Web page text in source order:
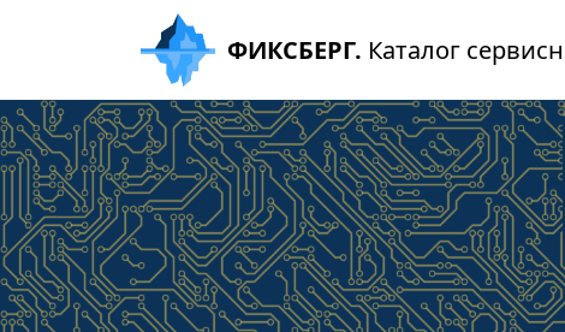
ФИКСБЕРГ. Каталог